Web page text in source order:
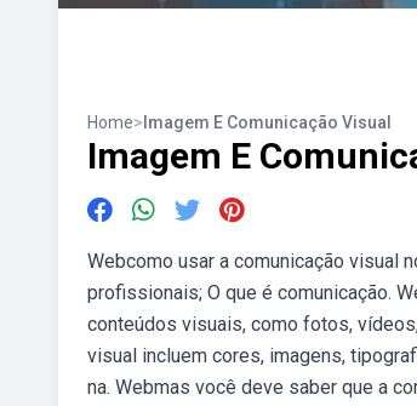
Home> Imagem E Comunicação Visual
Imagem E
Webcomo usar a comunicação visual
profissionais; O que é comunicação.
conteúdos visuais, como fotos,
visual incluem cores, imagens,
na. Webmas você deve saber que a